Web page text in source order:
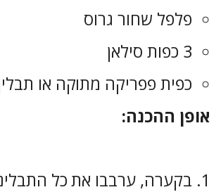
פלפל שחור גרוס
3 כפות סילאן
כפית פפריקה מתוקה או
אופן ההכנה:
בקערה, ערבבו את כל